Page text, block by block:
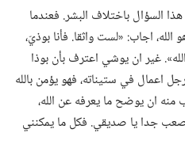
السؤال باختلاف البشر.‏ فعندما
اجاب:‏ «لست واثقا.‏ فأنا بوذيّ،‏
غير ان يوشي اعترف بأن بوذا
اعمال في ستيناته،‏ فهو يؤمن بالله
ان يوضح ما يعرفه عن الله،‏
جدا يا صديقي.‏ فكل ما يمكنني